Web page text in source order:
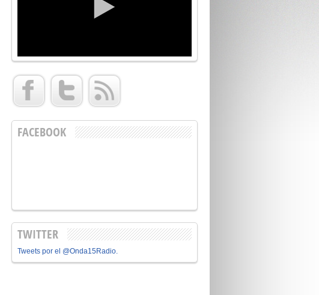
FACEBOOK
TWITTER
Tweets por el @Onda15Radio.